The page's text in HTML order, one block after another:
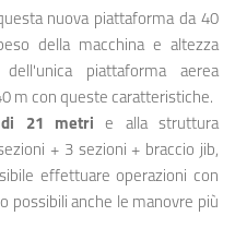
nuova piattaforma da 40
della macchina e altezza
piattaforma aerea
m con queste caratteristiche.
di 21 metrie alla struttura
+ 3 sezioni + braccio jib,
effettuare operazioni con
possibili anche le manovre più